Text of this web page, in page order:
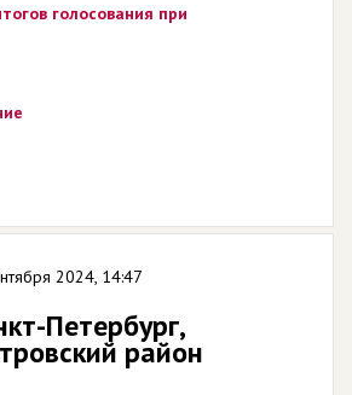
голосования при
2024, 14:47
Петербург,
район